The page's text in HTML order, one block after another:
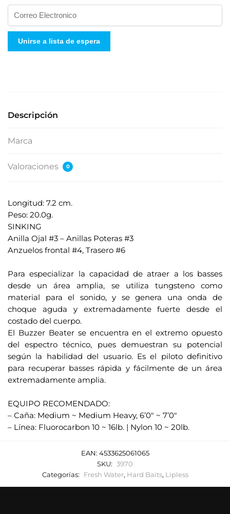
n
g
d
r
c
ó
n
d
e
c
o
e
o
e
l
e
c
t
ó
n
i
r
Unirse a lista de espera
Descripción
Marca
Valoraciones 0
Longitud: 7.2 cm.
Peso: 20.0g.
SINKING
Anilla Ojal #3 – Anillas Poteras #3
Anzuelos frontal #4, Trasero #6
Para especializar la capacidad de atraer a los basses
desde un área amplia, se utiliza tungsteno como
material para el sonido, y se genera una onda de
choque aguda y extremadamente fuerte desde el
costado del cuerpo.
El Buzzer Beater se encuentra en el extremo opuesto
del espectro técnico, pues demuestran su potencial
según la habilidad del usuario. Es el piloto definitivo
para recuperar basses rápida y fácilmente de un área
extremadamente amplia.
EQUIPO RECOMENDADO:
– Caña: Medium ~ Medium Heavy, 6’0" ~ 7’0"
– Línea: Fluorocarbon 10 ~ 16lb. | Nylon 10 ~ 20lb.
EAN: 4533625061065
SKU: 3970
Categorías:
Fresh Water, Hard Baits, Lipless